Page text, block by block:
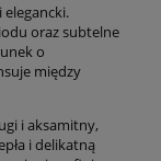
elegancki.
oraz subtelne
o
między
i aksamitny,
i delikatną